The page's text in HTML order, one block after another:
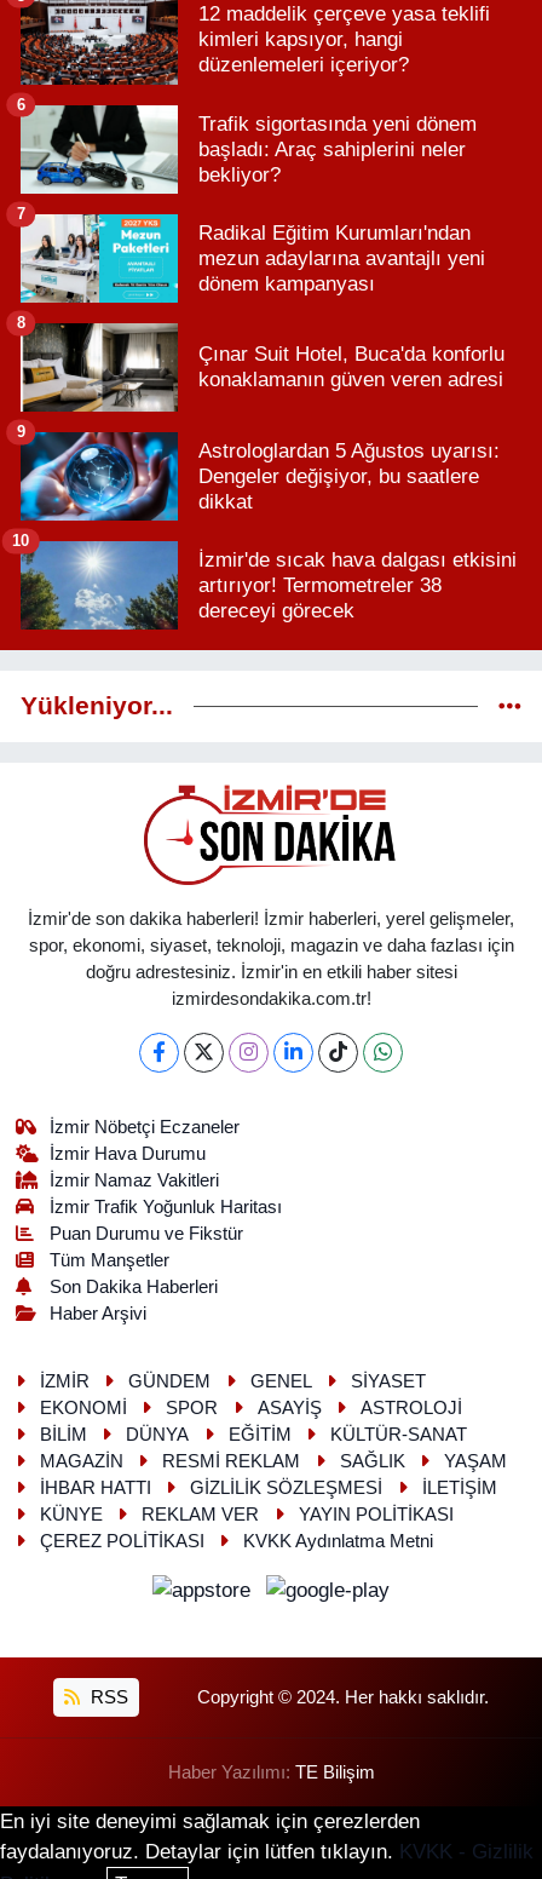
12 maddelik çerçeve yasa teklifi
kimleri kapsıyor, hangi
düzenlemeleri içeriyor?
Trafik sigortasında yeni dönem
başladı: Araç sahiplerini neler
bekliyor?
6
Radikal Eğitim Kurumları'ndan
mezun adaylarına avantajlı yeni
dönem kampanyası
7
Çınar Suit Hotel, Buca'da konforlu
konaklamanın güven veren adresi
8
Astrologlardan 5 Ağustos uyarısı:
Dengeler değişiyor, bu saatlere
dikkat
9
İzmir'de sıcak hava dalgası etkisini
artırıyor! Termometreler 38
dereceyi görecek
10
Yükleniyor...
İzmir'de son dakika haberleri! İzmir haberleri, yerel gelişmeler,
spor, ekonomi, siyaset, teknoloji, magazin ve daha fazlası için
doğru adrestesiniz. İzmir'in en etkili haber sitesi
izmirdesondakika.com.tr!
İzmir Nöbetçi Eczaneler
İzmir Hava Durumu
İzmir Namaz Vakitleri
İzmir Trafik Yoğunluk Haritası
Puan Durumu ve Fikstür
Tüm Manşetler
Son Dakika Haberleri
Haber Arşivi
İZMİR GÜNDEM GENEL
SİYASET
EKONOMİ
SPOR ASAYİŞ
ASTROLOJİ
BİLİM
DÜNYA EĞİTİM
KÜLTÜR-SANAT
MAGAZİN
RESMİ REKLAM SAĞLIK
YAŞAM
İHBAR HATTI
GİZLİLİK SÖZLEŞMESİ
İLETİŞİM
KÜNYE
REKLAM VER
YAYIN POLİTİKASI
ÇEREZ POLİTİKASI
KVKK Aydınlatma Metni
RSS Copyright © 2024. Her hakkı saklıdır.
Haber Yazılımı: TE Bilişim
En iyi site deneyimi sağlamak için çerezlerden
faydalanıyoruz. Detaylar için lütfen tıklayın. KVKK - Gizlilik